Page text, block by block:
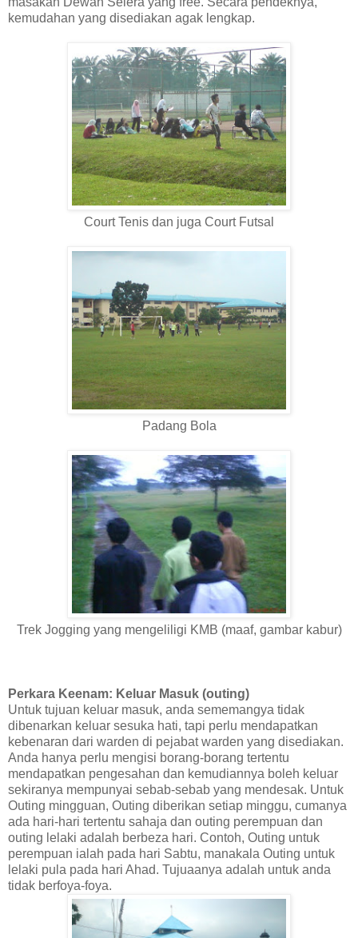
kemudahan yang disediakan agak lengkap.
Court Tenis dan juga Court Futsal
Padang Bola
Trek Jogging yang mengeliligi KMB (maaf, gambar kabur)
Perkara Keenam: Keluar Masuk (outing)
Untuk tujuan keluar masuk, anda sememangya tidak
dibenarkan keluar sesuka hati, tapi perlu mendapatkan
kebenaran dari warden di pejabat warden yang disediakan.
Anda hanya perlu mengisi borang-borang tertentu
mendapatkan pengesahan dan kemudiannya boleh keluar
sekiranya mempunyai sebab-sebab yang mendesak. Untuk
Outing mingguan, Outing diberikan setiap minggu, cumanya
ada hari-hari tertentu sahaja dan outing perempuan dan
outing lelaki adalah berbeza hari. Contoh, Outing untuk
perempuan ialah pada hari Sabtu, manakala Outing untuk
lelaki pula pada hari Ahad. Tujuaanya adalah untuk anda
tidak berfoya-foya.